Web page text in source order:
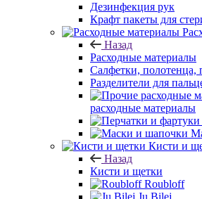
Дезинфекция рук
Крафт пакеты для
Назад
Расходные материалы
Салфетки, полотенца,
Разделители для
расходные материалы
Кисти и
Назад
Кисти и щетки
Roubloff
Ju.Bilej